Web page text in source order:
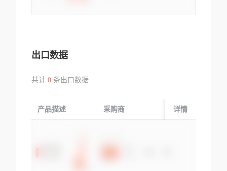
出口数据
共计 0条出口数据
产品描述 采购商 起运国/地区
详情